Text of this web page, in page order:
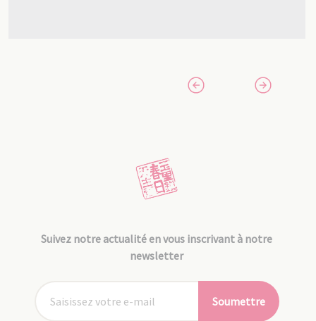
Suivez notre actualité en vous inscrivant à notre
newsletter
Soumettre